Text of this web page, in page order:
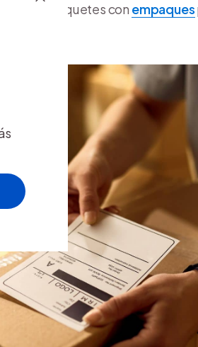
enviar paquetes con empaques